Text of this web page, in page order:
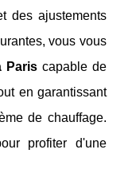
des ajustements
vous vous
Pariscapable de
en garantissant
de chauffage.
profiter d'une